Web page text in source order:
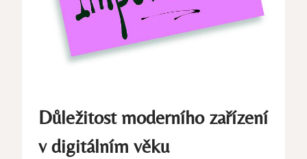
Důležitost moderního zařízení
v digitálním věku